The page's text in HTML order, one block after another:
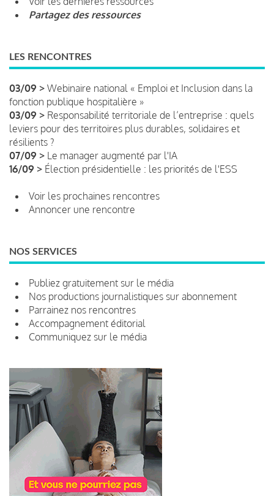
Partagez des ressources
LES RENCONTRES
03/09 > Webinaire national « Emploi et Inclusion dans la
fonction publique hospitalière »
03/09 > Responsabilité territoriale de l’entreprise : quels
leviers pour des territoires plus durables, solidaires et
résilients ?
07/09 > Le manager augmenté par l'IA
16/09 > Élection présidentielle : les priorités de l'ESS
Voir les prochaines rencontres
Annoncer une rencontre
NOS SERVICES
Publiez gratuitement sur le média
Nos productions journalistiques sur abonnement
Parrainez nos rencontres
Accompagnement éditorial
Communiquez sur le média